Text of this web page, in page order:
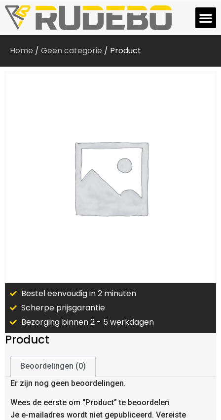
Home / Geen categorie / Product
Bestel eenvoudig in 2 minuten
Scherpe prijsgarantie
Bezorging binnen 2 - 5 werkdagen
Product
Beoordelingen (0)
Er zijn nog geen beoordelingen.
Wees de eerste om “Product” te beoordelen
Je e-mailadres wordt niet gepubliceerd. Vereiste